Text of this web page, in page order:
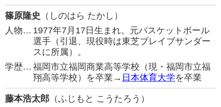
篠原隆史 （しのはら たかし）
人物… 1977年7月17日生まれ。元バスケットボール
選手（引退、現役時は東芝ブレイブサンダー
スに所属）。
学歴… 福岡市立福岡商業高等学校（現・福岡市立福
翔高等学校）を卒業→ 日本体育大学を卒業
藤本浩太郎 （ふじもと こうたろう）